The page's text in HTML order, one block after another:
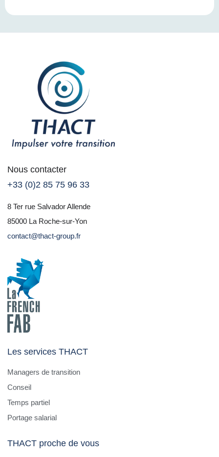
Nous contacter
+33 (0)2 85 75 96 33
8 Ter rue Salvador Allende
85000 La Roche-sur-Yon
contact@thact-group.fr
Les services THACT
Managers de transition
Conseil
Temps partiel
Portage salarial
THACT proche de vous